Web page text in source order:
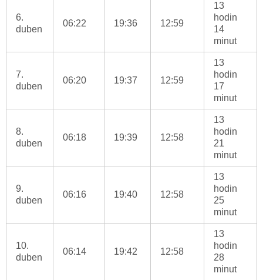
6.
duben
06:22 19:36 12:59
13
hodin
14
minut
7.
duben
06:20 19:37 12:59
13
hodin
17
minut
8.
duben
06:18 19:39 12:58
13
hodin
21
minut
9.
duben
06:16 19:40 12:58
13
hodin
25
minut
10.
duben
06:14 19:42 12:58
13
hodin
28
minut